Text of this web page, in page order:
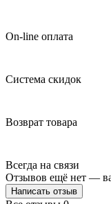
On-line оплата
Система скидок
Возврат товара
Всегда на связи
Отзывов ещё нет —
Написать отзыв